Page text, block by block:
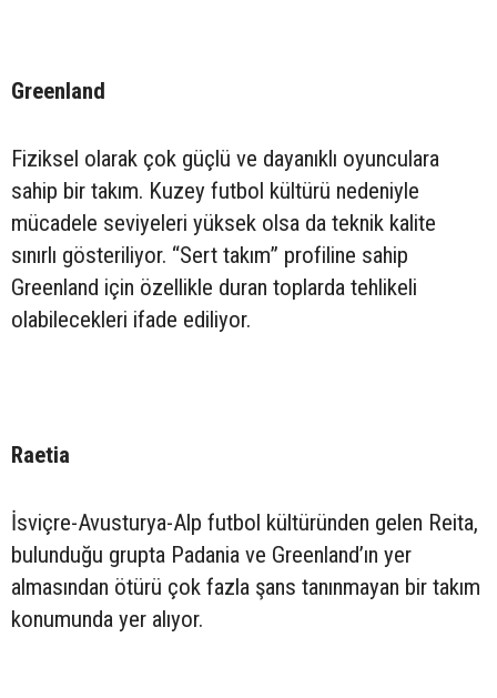
Greenland
Fiziksel olarak çok güçlü ve dayanıklı oyunculara
sahip bir takım. Kuzey futbol kültürü nedeniyle
mücadele seviyeleri yüksek olsa da teknik kalite
sınırlı gösteriliyor. “Sert takım” profiline sahip
Greenland için özellikle duran toplarda tehlikeli
olabilecekleri ifade ediliyor.
Raetia
İsviçre-Avusturya-Alp futbol kültüründen gelen Reita,
bulunduğu grupta Padania ve Greenland’ın yer
almasından ötürü çok fazla şans tanınmayan bir takım
konumunda yer alıyor.